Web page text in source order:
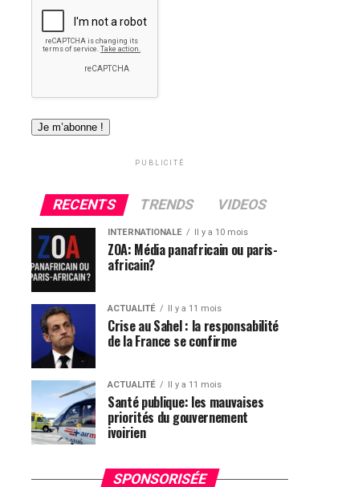
PUBLICITÉ
RECENTS TRENDS VIDEOS
INTERNATIONALE Il y a 10 mois
ZOA: Média panafricain ou paris-
africain?
ACTUALITÉ Il y a 11 mois
Crise au Sahel : la responsabilité
de la France se confirme
ACTUALITÉ Il y a 11 mois
Santé publique: les mauvaises
priorités du gouvernement
ivoirien
SPONSORISÉE
vidéo